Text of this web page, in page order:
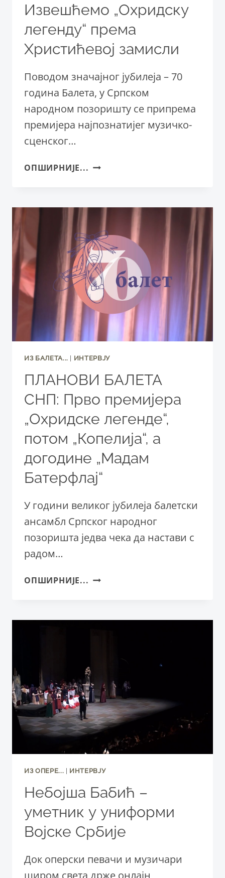
Извешћемо „Охридску
легенду“ према
Христићевој замисли
Поводом значајног јубилеја – 70
година Балета, у Српском
народном позоришту се припрема
премијера најпознатијег музичко-
сценског…
ОПШИРНИЈЕ... АЛЕКСАНДАР
ЛЕГЕНДУ“
ПРЕМА
ХРИСТИЋЕВОЈ
ЗАМИСЛИ
ИЗ БАЛЕТА... ИНТЕРВЈУ
ПЛАНОВИ БАЛЕТА
СНП: Прво премијера
„Охридске легенде“,
потом „Копелија“, а
догодине „Мадам
Батерфлај“
У години великог јубилеја балетски
ансамбл Српског народног
позоришта једва чека да настави с
радом…
ОПШИРНИЈЕ... ПЛАНОВИ
ПОТОМ
„КОПЕЛИЈА“,
А
ДОГОДИНЕ
„МАДАМ
БАТЕРФЛАЈ“
ИЗ ОПЕРE... | ИНТЕРВЈУ
Небојша Бабић –
уметник у униформи
Војске Србије
Док оперски певачи и музичари
широм света држе онлајн